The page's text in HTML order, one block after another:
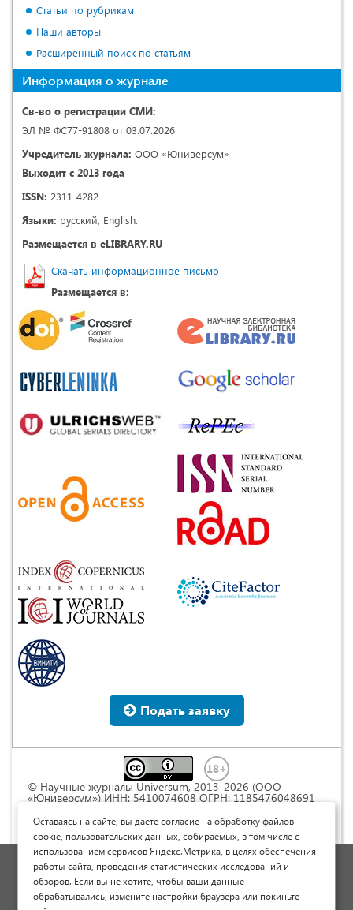
Статьи по рубрикам
Наши авторы
Расширенный поиск по статьям
Информация о журнале
Св-во о регистрации СМИ:
ЭЛ № ФС77-91808 от 03.07.2026
Учредитель журнала: ООО «Юниверсум»
Выходит с 2013 года
ISSN: 2311-4282
Языки: русский, English.
Размещается в eLIBRARY.RU
Скачать информационное письмо
Размещается в:
Подать заявку
© Научные журналы Universum, 2013-2026 (ООО
«Юниверсум») ИНН: 5410074608 ОГРН: 1185476048691
Commons « Attribution» («Атрибуция») 4.0
Непортированная
Политика обработки персональных данных
Договор оферты
Опубликовать научную статью
Оставаясь на сайте, вы даете согласие на обработку файлов
cookie, пользовательских данных, собираемых, в том числе с
использованием сервисов Яндекс.Метрика, в целях обеспечения
работы сайта, проведения статистических исследований и
обзоров. Если вы не хотите, чтобы ваши данные
обрабатывались, измените настройки браузера или покиньте